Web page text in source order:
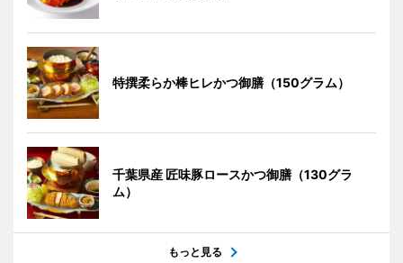
特撰柔らか棒ヒレかつ御膳（150グラム）
千葉県産 匠味豚ロースかつ御膳（130グラ
ム）
もっと見る